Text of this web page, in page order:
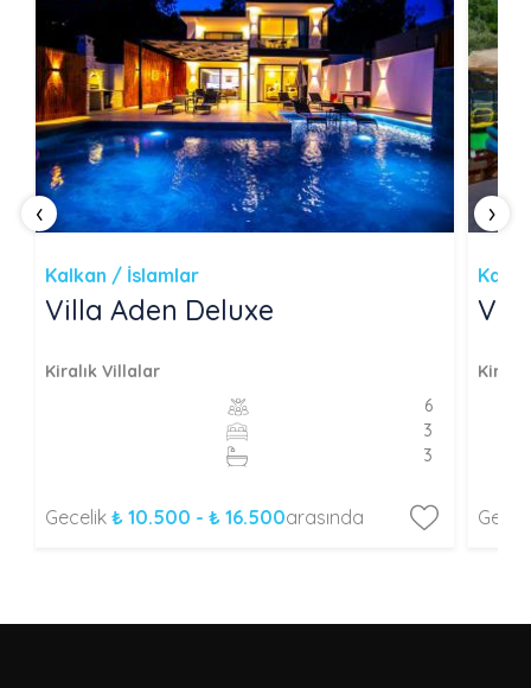
Kalkan / İslamlar
Villa Aden Deluxe
Kiralık Villalar
6
3
3
Gecelik ₺ 10.500 - ₺ 16.500arasında
‹ ›